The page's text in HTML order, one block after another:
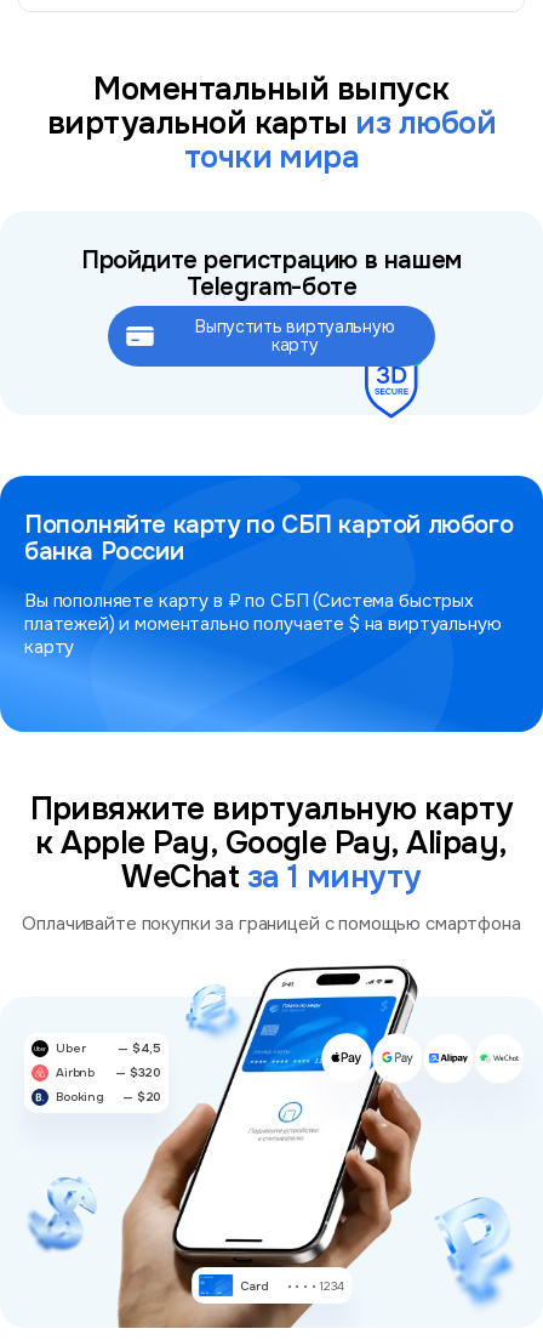
Моментальный выпуск
виртуальной карты из любой
точки мира
Пройдите регистрацию в нашем
Telegram-боте
Это займёт не более 2 минут
Выпустить виртуальную
карту
Пополняйте карту по СБП картой любого
банка России
Вы пополняете карту в ₽ по СБП (Система быстрых
платежей) и моментально получаете $ на виртуальную
карту
Привяжите виртуальную карту
к Apple Pay, Google Pay, Alipay,
WeChat за 1 минуту
Оплачивайте покупки за границей с помощью смартфона
Uber
— $4,5
Airbnb
— $320
Booking
— $20
Card